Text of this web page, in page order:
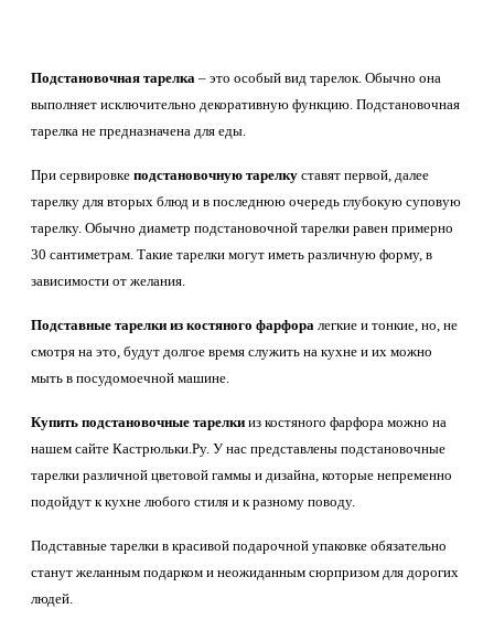
Подстановочная тарелка – это особый вид тарелок. Обычно она
выполняет исключительно декоративную функцию. Подстановочная
тарелка не предназначена для еды.
При сервировке подстановочную тарелку ставят первой, далее
тарелку для вторых блюд и в последнюю очередь глубокую суповую
тарелку. Обычно диаметр подстановочной тарелки равен примерно
30 сантиметрам. Такие тарелки могут иметь различную форму, в
зависимости от желания.
Подставные тарелки из костяного фарфора легкие и тонкие, но, не
смотря на это, будут долгое время служить на кухне и их можно
мыть в посудомоечной машине.
Купить подстановочные тарелки из костяного фарфора можно на
нашем сайте Кастрюльки.Ру. У нас представлены подстановочные
тарелки различной цветовой гаммы и дизайна, которые непременно
подойдут к кухне любого стиля и к разному поводу.
Подставные тарелки в красивой подарочной упаковке обязательно
станут желанным подарком и неожиданным сюрпризом для дорогих
людей.